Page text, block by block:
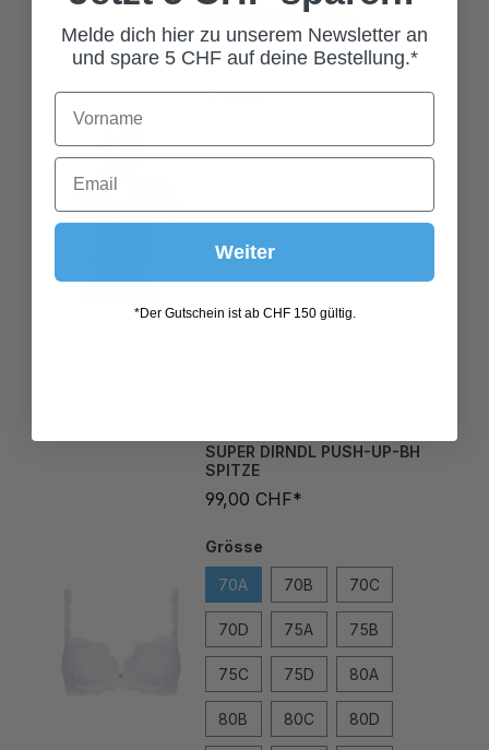
Grösse
46
SPITZE
99,00 CHF*
70D 75A 75B
75C 75D 80A
80B 80C 80D
85A 85B 85C
Melde dich hier zu unserem Newsletter an
und spare 5 CHF auf deine Bestellung.*
Weiter
*Der Gutschein ist ab CHF 150 gültig.